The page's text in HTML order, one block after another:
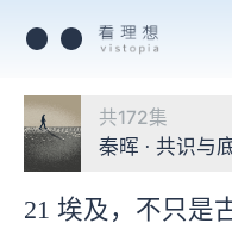
共172集
秦晖 · 共识与
21 埃及，不只是